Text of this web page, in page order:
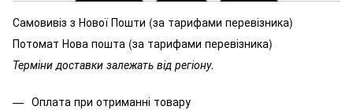
Самовивіз з Нової Пошти (за тарифами перевізника)
Потомат Нова пошта (за тарифами перевізника)
Терміни доставки залежать від регіону.
Оплата при отриманні товару